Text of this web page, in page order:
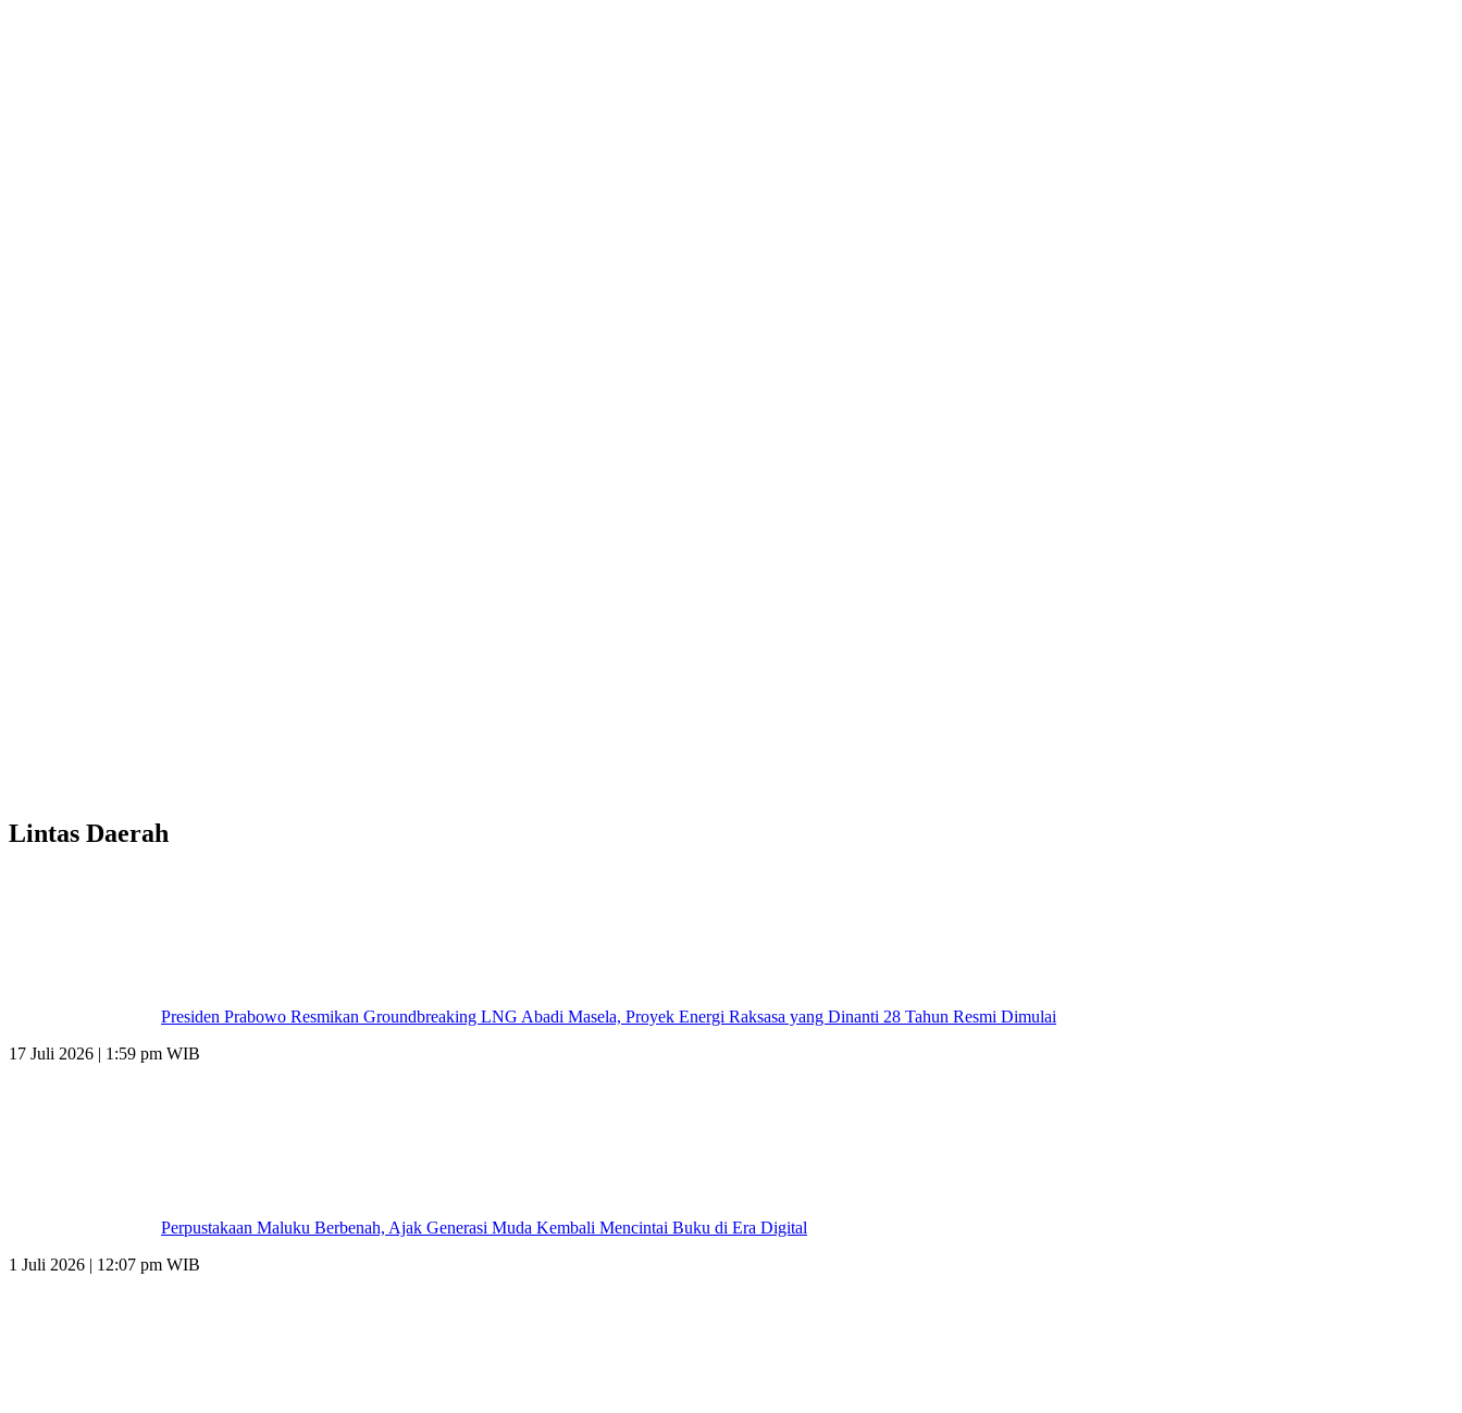
Lintas Daerah
Presiden Prabowo Resmikan Groundbreaking LNG Abadi Masela, Proyek Energi Raksasa yang Dinanti 28 Tahun Resmi Dimulai
17 Juli 2026 | 1:59 pm WIB
Perpustakaan Maluku Berbenah, Ajak Generasi Muda Kembali Mencintai Buku di Era Digital
1 Juli 2026 | 12:07 pm WIB